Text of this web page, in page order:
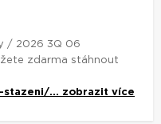
/ 2026 3Q 06
zdarma stáhnout
stazeni/... zobrazit více